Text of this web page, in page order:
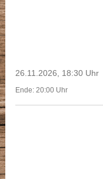
26.11.2026, 18:30 Uhr
Ende: 20:00 Uhr